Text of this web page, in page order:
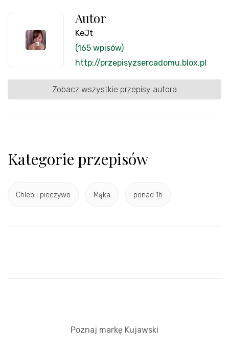
Autor
KeJt
(165 wpisów)
http://przepisyzsercadomu.blox.pl
Zobacz wszystkie przepisy autora
Kategorie przepisów
Chleb i pieczywo Mąka ponad 1h
Poznaj markę Kujawski